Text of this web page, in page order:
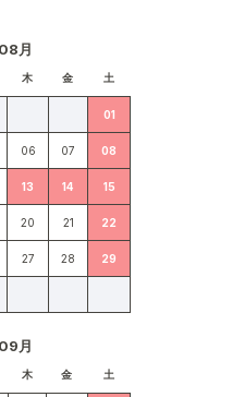
月
木 金 土
01
06 07 08
13 14 15
20 21 22
27 28 29
月
木 金 土